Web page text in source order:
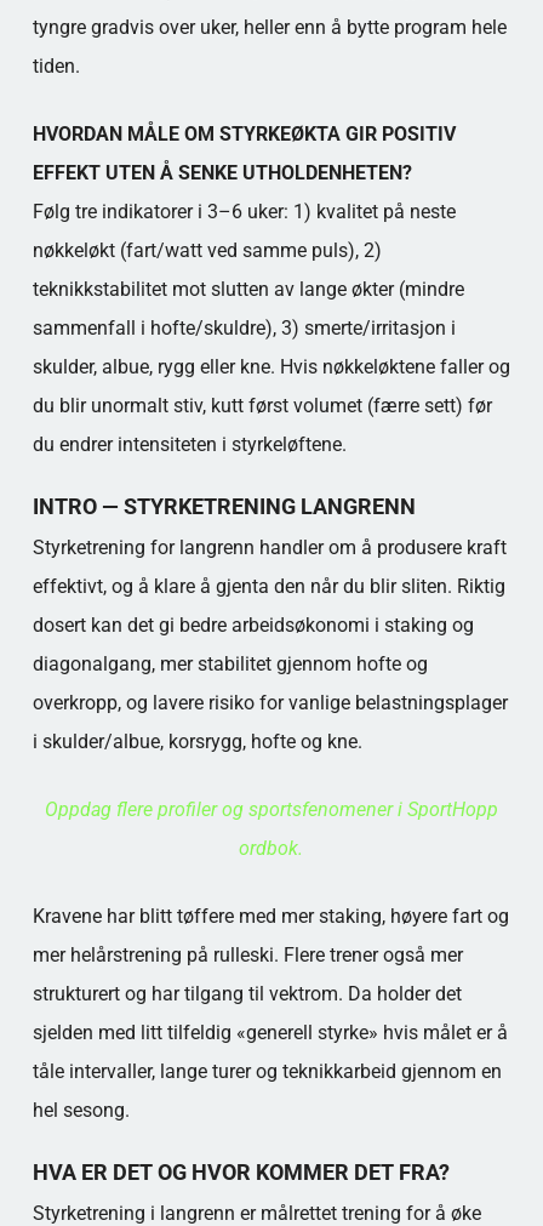
tyngre gradvis over uker, heller enn å bytte program hele
tiden.
HVORDAN MÅLE OM STYRKEØKTA GIR POSITIV
EFFEKT UTEN Å SENKE UTHOLDENHETEN?
Følg tre indikatorer i 3–6 uker: 1) kvalitet på neste
nøkkeløkt (fart/watt ved samme puls), 2)
teknikkstabilitet mot slutten av lange økter (mindre
sammenfall i hofte/skuldre), 3) smerte/irritasjon i
skulder, albue, rygg eller kne. Hvis nøkkeløktene faller og
du blir unormalt stiv, kutt først volumet (færre sett) før
du endrer intensiteten i styrkeløftene.
INTRO — STYRKETRENING LANGRENN
Styrketrening for langrenn handler om å produsere kraft
effektivt, og å klare å gjenta den når du blir sliten. Riktig
dosert kan det gi bedre arbeidsøkonomi i staking og
diagonalgang, mer stabilitet gjennom hofte og
overkropp, og lavere risiko for vanlige belastningsplager
i skulder/albue, korsrygg, hofte og kne.
Oppdag flere profiler og sportsfenomener i SportHopp
ordbok.
Kravene har blitt tøffere med mer staking, høyere fart og
mer helårstrening på rulleski. Flere trener også mer
strukturert og har tilgang til vektrom. Da holder det
sjelden med litt tilfeldig «generell styrke» hvis målet er å
tåle intervaller, lange turer og teknikkarbeid gjennom en
hel sesong.
HVA ER DET OG HVOR KOMMER DET FRA?
Styrketrening i langrenn er målrettet trening for å øke